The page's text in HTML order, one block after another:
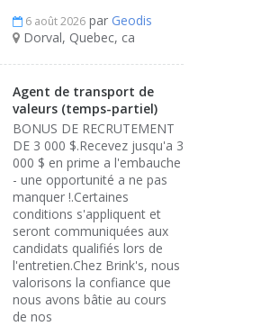
6 août 2026 par Geodis
Dorval, Quebec, ca
Agent de transport de
valeurs (temps-partiel)
BONUS DE RECRUTEMENT
DE 3 000 $.Recevez jusqu'a 3
000 $ en prime a l'embauche
- une opportunité a ne pas
manquer !.Certaines
conditions s'appliquent et
seront communiquées aux
candidats qualifiés lors de
l'entretien.Chez Brink's, nous
valorisons la confiance que
nous avons bâtie au cours
de nos